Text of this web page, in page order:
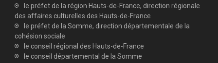
le préfet de la région Hauts-de-France, direction régionale
des affaires culturelles des Hauts-de-France
le préfet de la Somme, direction départementale de la
cohésion sociale
le conseil régional des Hauts-de-France
le conseil départemental de la Somme